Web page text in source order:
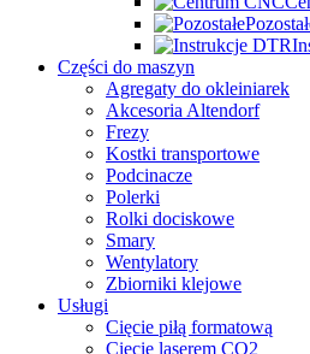
Części do maszyn
Agregaty do okleiniarek
Akcesoria Altendorf
Frezy
Kostki transportowe
Podcinacze
Polerki
Rolki dociskowe
Smary
Wentylatory
Zbiorniki klejowe
Usługi
Cięcie piłą formatową
Cięcie laserem CO2